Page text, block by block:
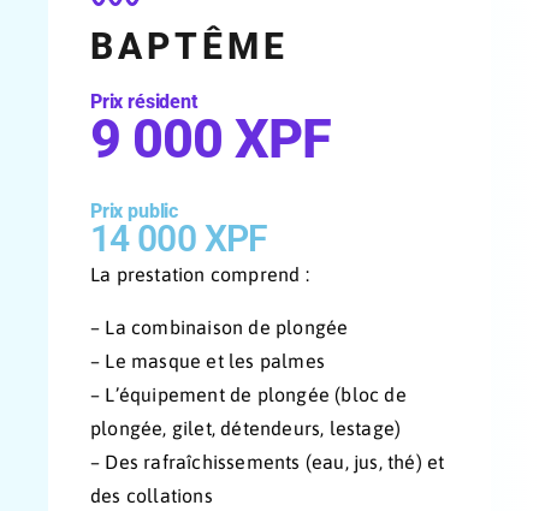
BAPTÊME
Prix résident
9 000 XPF
Prix public
14 000 XPF
La prestation comprend :
– La combinaison de plongée
– Le masque et les palmes
– L’équipement de plongée (bloc de
plongée, gilet, détendeurs, lestage)
– Des rafraîchissements (eau, jus, thé) et
des collations